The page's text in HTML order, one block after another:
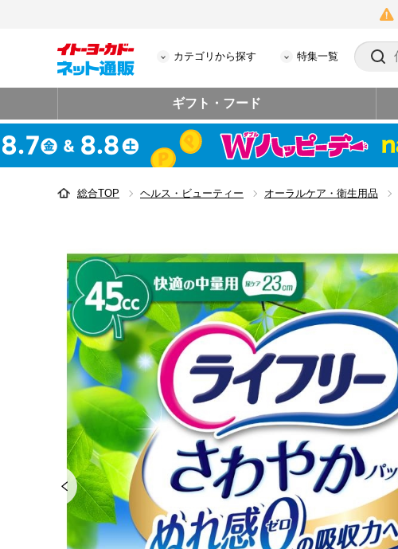
カテゴリから探す 特集一覧
ギフト・フード
総合TOP ヘルス・ビューティー オーラルケア・衛生用品